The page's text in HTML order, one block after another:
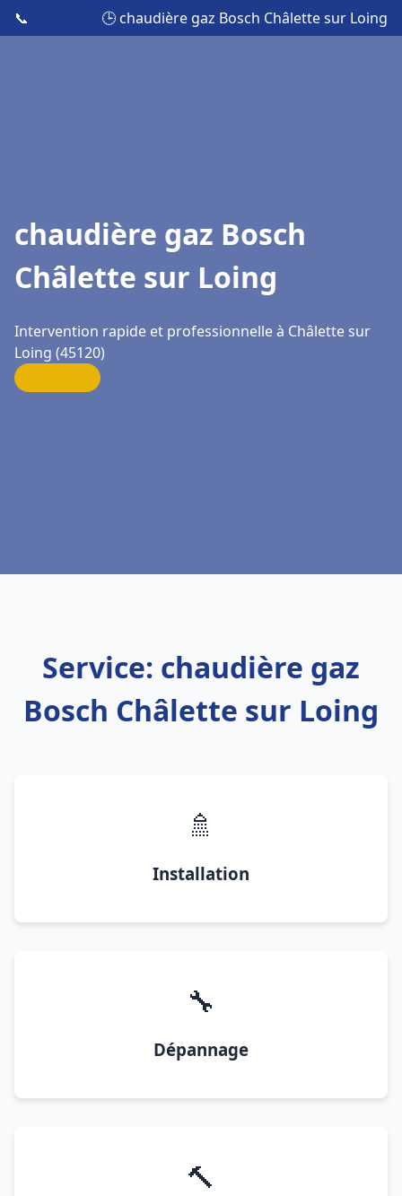
📞 🕒 chaudière gaz Bosch Châlette sur Loing
chaudière gaz Bosch
Châlette sur Loing
Intervention rapide et professionnelle à Châlette sur
Loing (45120)
Service: chaudière gaz
Bosch Châlette sur Loing
🚿
Installation
🔧
Dépannage
🔨